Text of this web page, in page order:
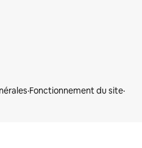
·Fonctionnement du site·